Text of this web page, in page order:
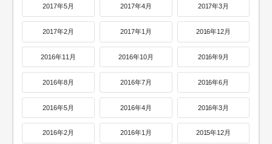
2017年5月 2017年4月 2017年3月
2017年2月 2017年1月 2016年12月
2016年11月 2016年10月 2016年9月
2016年8月 2016年7月 2016年6月
2016年5月 2016年4月 2016年3月
2016年2月 2016年1月 2015年12月